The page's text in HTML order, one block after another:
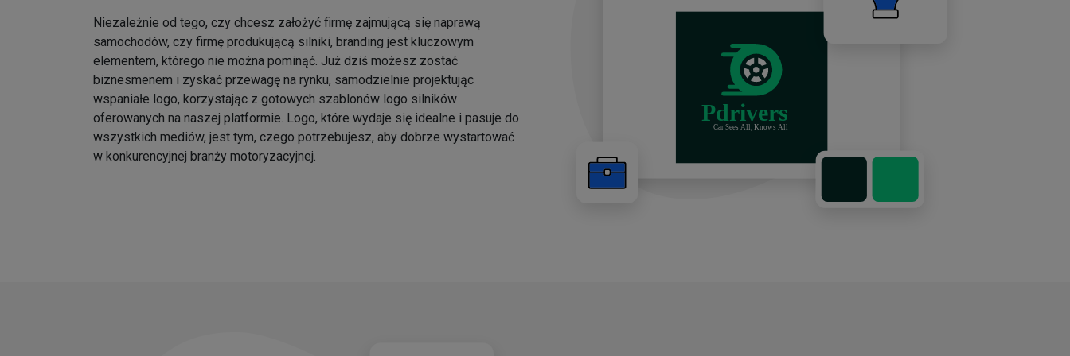
Niezależnie od tego, czy chcesz założyć firmę zajmującą się naprawą
samochodów, czy firmę produkującą silniki, branding jest kluczowym
elementem, którego nie można pominąć. Już dziś możesz zostać
biznesmenem i zyskać przewagę na rynku, samodzielnie projektując
wspaniałe logo, korzystając z gotowych szablonów logo silników
oferowanych na naszej platformie. Logo, które wydaje się idealne i pasuje do
wszystkich mediów, jest tym, czego potrzebujesz, aby dobrze wystartować
w konkurencyjnej branży motoryzacyjnej.